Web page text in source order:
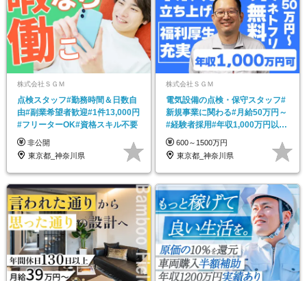
株式会社ＳＧＭ
点検スタッフ#勤務時間＆日数自
由#副業希望者歓迎#1件13,000円
#フリーターOK#資格スキル不要
非公開
東京都_神奈川県
株式会社ＳＧＭ
電気設備の点検・保守スタッフ#
新規事業に関わる#月給50万円～
#経験者採用#年収1,000万円以上
も可
600～1500万円
東京都_神奈川県